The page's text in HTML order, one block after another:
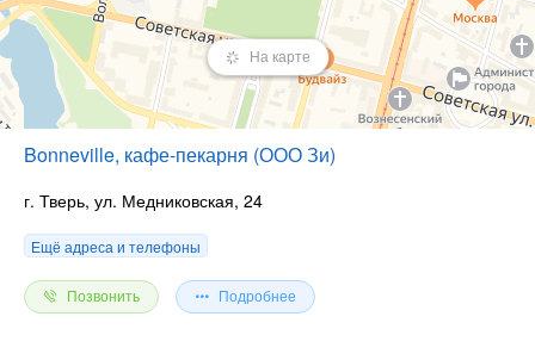
На карте
Bonneville, кафе-пекарня (ООО Зи)
г. Тверь, ул. Медниковская, 24
Ещё адреса и телефоны
Позвонить Подробнее